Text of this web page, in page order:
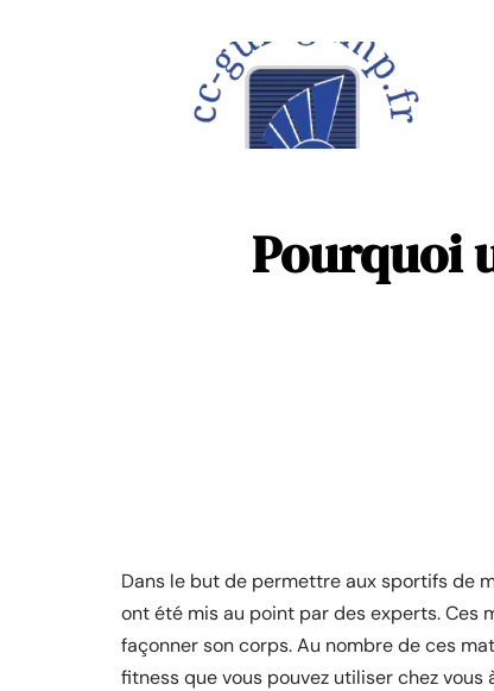
Pourquoi
Dans le but de permettre aux sportifs de
ont été mis au point par des experts.
façonner son corps. Au nombre de ces
fitness que vous pouvez utiliser chez